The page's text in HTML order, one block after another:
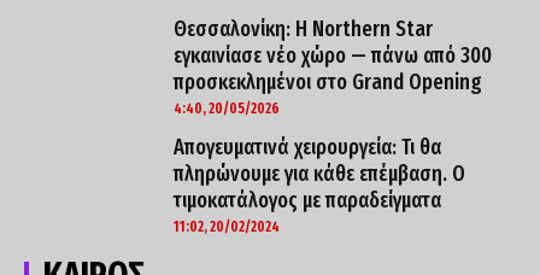
Θεσσαλονίκη: Η Northern Star
εγκαινίασε νέο χώρο — πάνω από 300
προσκεκλημένοι στο Grand Opening
4:40, 20/05/2026
Απογευματινά χειρουργεία: Τι θα
πληρώνουμε για κάθε επέμβαση. O
τιμοκατάλογος με παραδείγματα
11:02, 20/02/2024